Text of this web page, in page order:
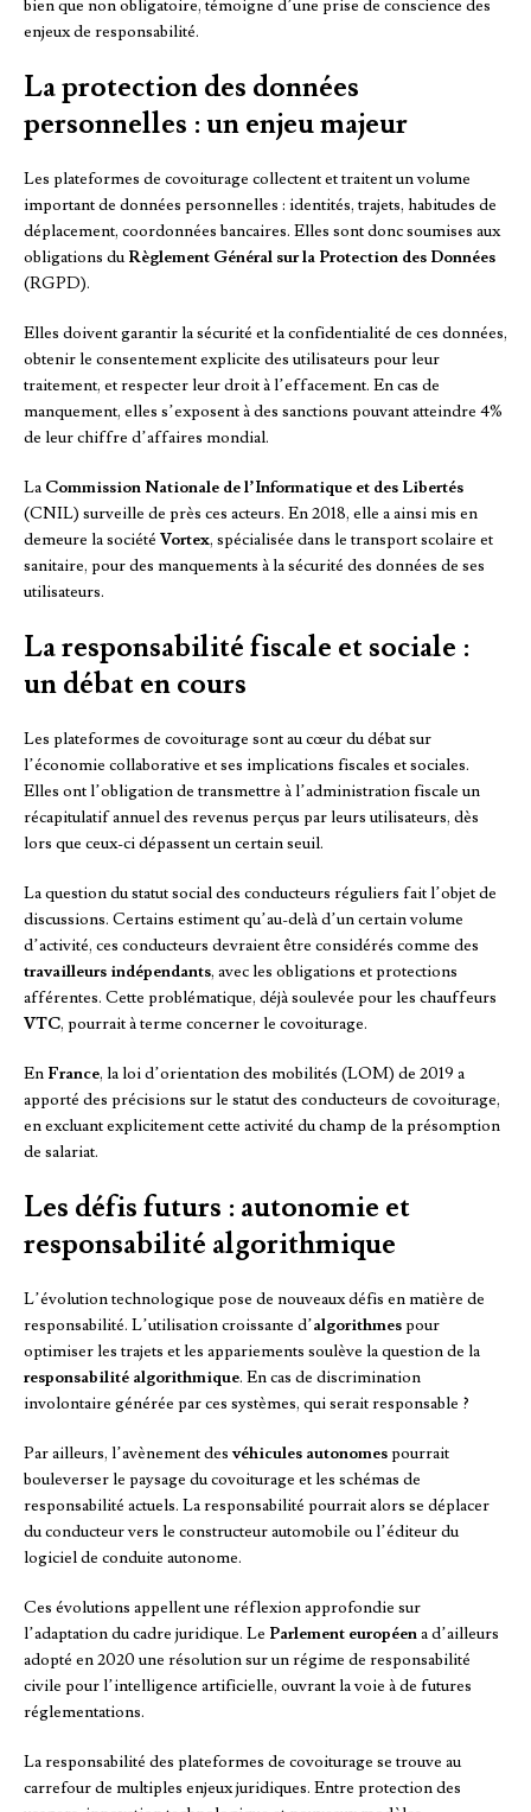
bien que non obligatoire, témoigne d’une prise de conscience des
enjeux de responsabilité.
La protection des données
personnelles : un enjeu majeur
Les plateformes de covoiturage collectent et traitent un volume
important de données personnelles : identités, trajets, habitudes de
déplacement, coordonnées bancaires. Elles sont donc soumises aux
obligations duRèglement Général sur la Protection des Données
(RGPD).
Elles doivent garantir la sécurité et la confidentialité de ces données,
obtenir le consentement explicite des utilisateurs pour leur
traitement, et respecter leur droit à l’effacement. En cas de
manquement, elles s’exposent à des sanctions pouvant atteindre 4%
de leur chiffre d’affaires mondial.
La Commission Nationale de l’Informatique et des Libertés
(CNIL) surveille de près ces acteurs. En 2018, elle a ainsi mis en
demeure la société Vortex, spécialisée dans le transport scolaire et
sanitaire, pour des manquements à la sécurité des données de ses
utilisateurs.
La responsabilité fiscale et sociale :
un débat en cours
Les plateformes de covoiturage sont au cœur du débat sur
l’économie collaborative et ses implications fiscales et sociales.
Elles ont l’obligation de transmettre à l’administration fiscale un
récapitulatif annuel des revenus perçus par leurs utilisateurs, dès
lors que ceux-ci dépassent un certain seuil.
La question du statut social des conducteurs réguliers fait l’objet de
discussions. Certains estiment qu’au-delà d’un certain volume
d’activité, ces conducteurs devraient être considérés comme des
travailleurs indépendants, avec les obligations et protections
afférentes. Cette problématique, déjà soulevée pour les chauffeurs
VTC, pourrait à terme concerner le covoiturage.
En France, la loi d’orientation des mobilités (LOM) de 2019 a
apporté des précisions sur le statut des conducteurs de covoiturage,
en excluant explicitement cette activité du champ de la présomption
de salariat.
Les défis futurs : autonomie et
responsabilité algorithmique
L’évolution technologique pose de nouveaux défis en matière de
responsabilité. L’utilisation croissante d’algorithmespour
optimiser les trajets et les appariements soulève la question de la
responsabilité algorithmique. En cas de discrimination
involontaire générée par ces systèmes, qui serait responsable ?
Par ailleurs, l’avènement des véhicules autonomespourrait
bouleverser le paysage du covoiturage et les schémas de
responsabilité actuels. La responsabilité pourrait alors se déplacer
du conducteur vers le constructeur automobile ou l’éditeur du
logiciel de conduite autonome.
Ces évolutions appellent une réflexion approfondie sur
l’adaptation du cadre juridique. Le Parlement européena d’ailleurs
adopté en 2020 une résolution sur un régime de responsabilité
civile pour l’intelligence artificielle, ouvrant la voie à de futures
réglementations.
La responsabilité des plateformes de covoiturage se trouve au
carrefour de multiples enjeux juridiques. Entre protection des